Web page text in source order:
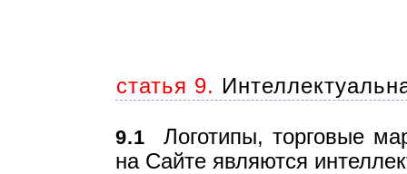
статья 9.
9.1 Логотипы, торговые
на Сайте являются